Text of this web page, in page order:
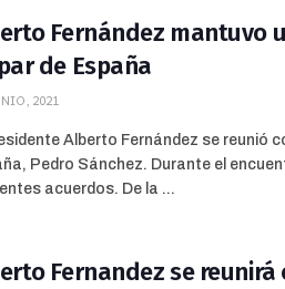
Fernández mantuvo
de España
2021
Alberto Fernández se reunió
Pedro Sánchez. Durante el
acuerdos. De la ...
Fernandez se